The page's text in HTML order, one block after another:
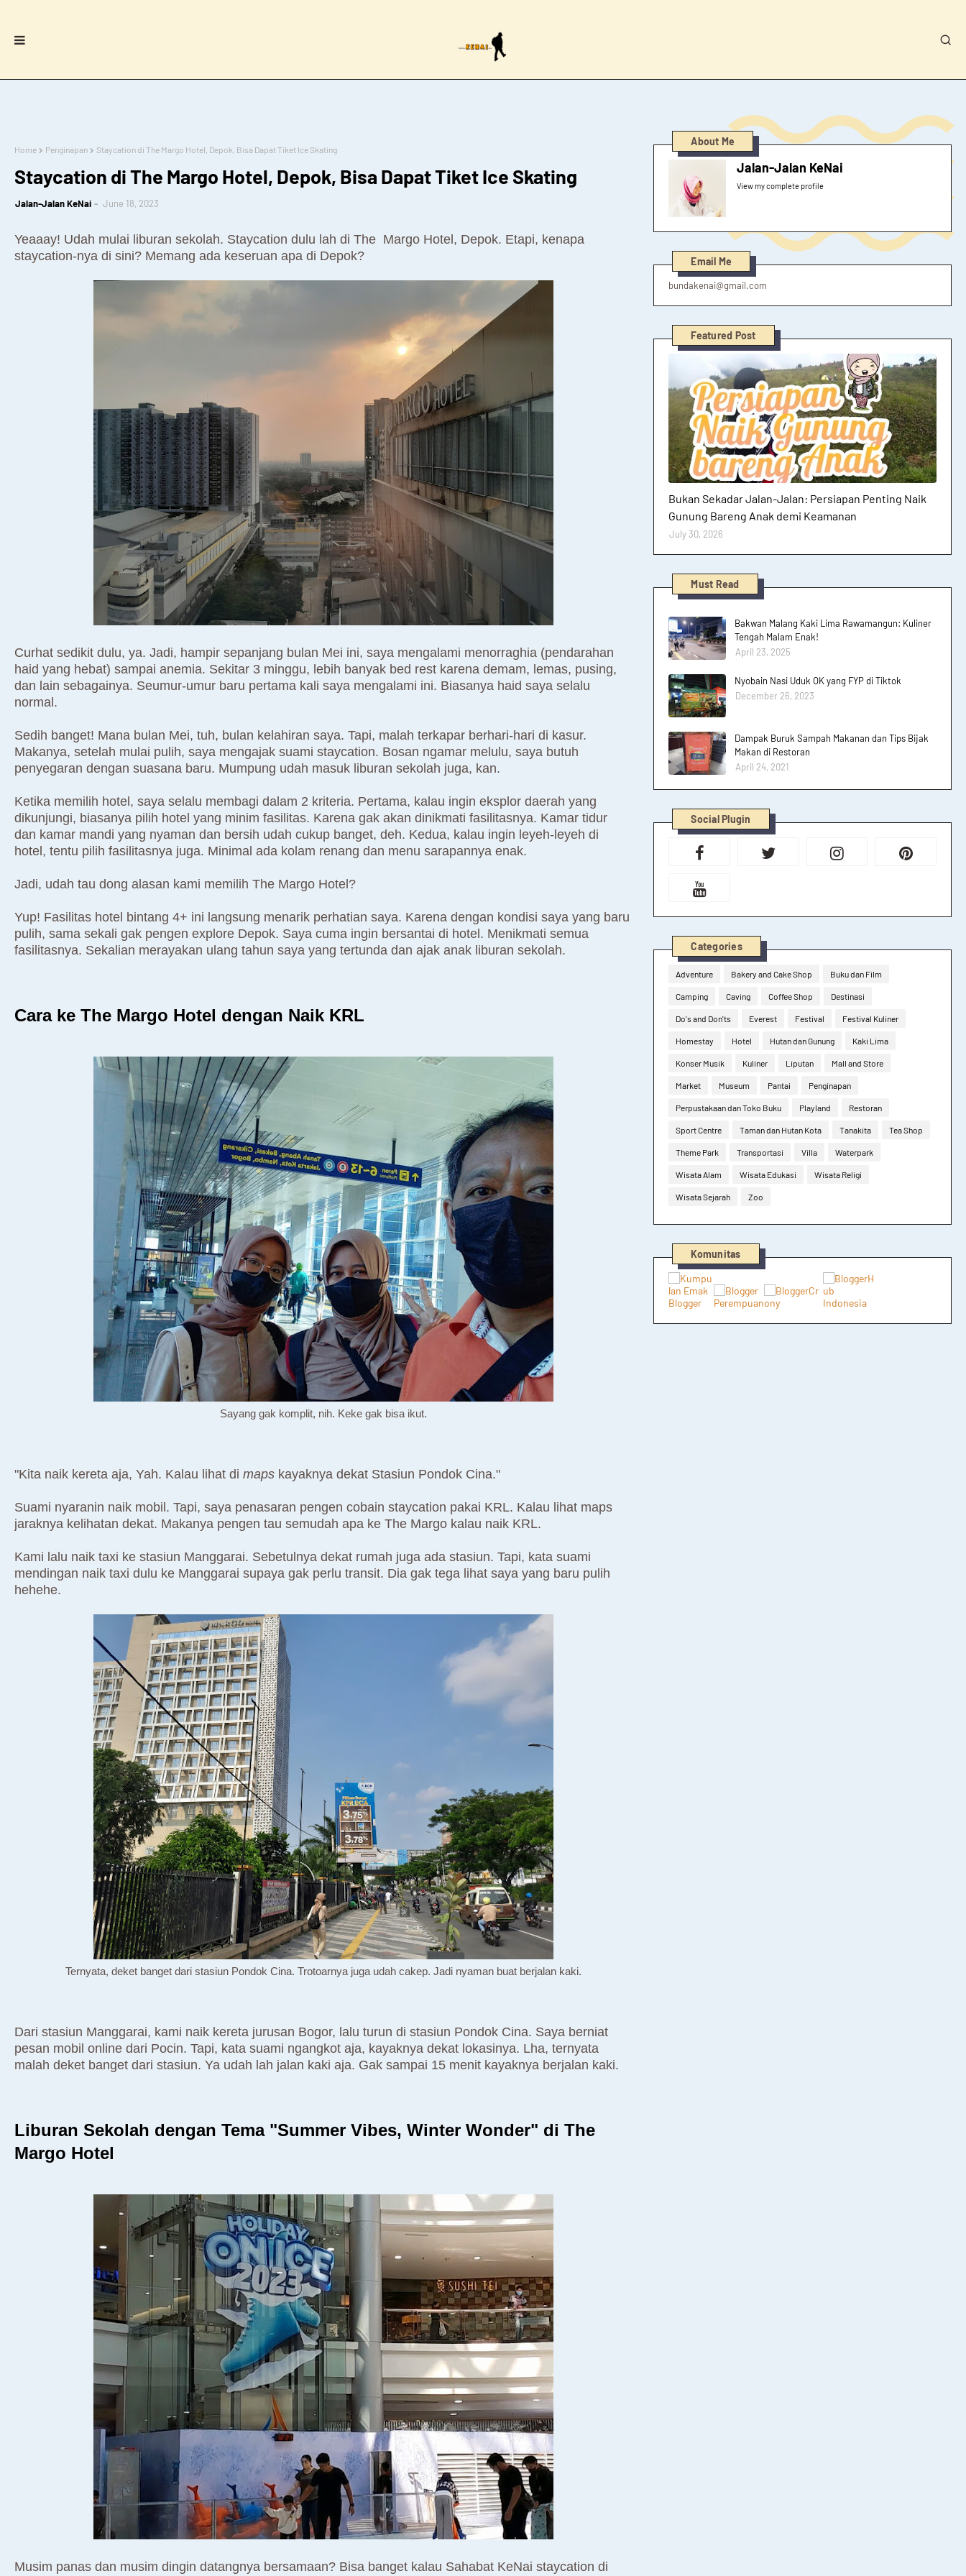
Home Penginapan Staycation di The Margo Hotel, Depok, Bisa Dapat Tiket Ice Skating
Staycation di The Margo Hotel, Depok, Bisa Dapat Tiket Ice Skating
Jalan-Jalan KeNai June 18, 2023
Yeaaay! Udah mulai liburan sekolah. Staycation dulu lah di The Margo Hotel, Depok. Etapi, kenapa
staycation-nya di sini? Memang ada keseruan apa di Depok?
Curhat sedikit dulu, ya. Jadi, hampir sepanjang bulan Mei ini, saya mengalami menorraghia (pendarahan
haid yang hebat) sampai anemia. Sekitar 3 minggu, lebih banyak bed rest karena demam, lemas, pusing,
dan lain sebagainya. Seumur-umur baru pertama kali saya mengalami ini. Biasanya haid saya selalu
normal.
Sedih banget! Mana bulan Mei, tuh, bulan kelahiran saya. Tapi, malah terkapar berhari-hari di kasur.
Makanya, setelah mulai pulih, saya mengajak suami staycation. Bosan ngamar melulu, saya butuh
penyegaran dengan suasana baru. Mumpung udah masuk liburan sekolah juga, kan.
Ketika memilih hotel, saya selalu membagi dalam 2 kriteria. Pertama, kalau ingin eksplor daerah yang
dikunjungi, biasanya pilih hotel yang minim fasilitas. Karena gak akan dinikmati fasilitasnya. Kamar tidur
dan kamar mandi yang nyaman dan bersih udah cukup banget, deh. Kedua, kalau ingin leyeh-leyeh di
hotel, tentu pilih fasilitasnya juga. Minimal ada kolam renang dan menu sarapannya enak.
Jadi, udah tau dong alasan kami memilih The Margo Hotel?
Yup! Fasilitas hotel bintang 4+ ini langsung menarik perhatian saya. Karena dengan kondisi saya yang baru
pulih, sama sekali gak pengen explore Depok. Saya cuma ingin bersantai di hotel. Menikmati semua
fasilitasnya. Sekalian merayakan ulang tahun saya yang tertunda dan ajak anak liburan sekolah.
Cara ke The Margo Hotel dengan Naik KRL
Sayang gak komplit, nih. Keke gak bisa ikut.
"Kita naik kereta aja, Yah. Kalau lihat di maps kayaknya dekat Stasiun Pondok Cina."
Suami nyaranin naik mobil. Tapi, saya penasaran pengen cobain staycation pakai KRL. Kalau lihat maps
jaraknya kelihatan dekat. Makanya pengen tau semudah apa ke The Margo kalau naik KRL.
Kami lalu naik taxi ke stasiun Manggarai. Sebetulnya dekat rumah juga ada stasiun. Tapi, kata suami
mendingan naik taxi dulu ke Manggarai supaya gak perlu transit. Dia gak tega lihat saya yang baru pulih
hehehe.
Ternyata, deket banget dari stasiun Pondok Cina. Trotoarnya juga udah cakep. Jadi nyaman buat berjalan kaki.
Dari stasiun Manggarai, kami naik kereta jurusan Bogor, lalu turun di stasiun Pondok Cina. Saya berniat
pesan mobil online dari Pocin. Tapi, kata suami ngangkot aja, kayaknya dekat lokasinya. Lha, ternyata
malah deket banget dari stasiun. Ya udah lah jalan kaki aja. Gak sampai 15 menit kayaknya berjalan kaki.
Liburan Sekolah dengan Tema "Summer Vibes, Winter Wonder" di The
Margo Hotel
Musim panas dan musim dingin datangnya bersamaan? Bisa banget kalau Sahabat KeNai staycation di
About Me
Jalan-Jalan KeNai
View my complete profile
Email Me
bundakenai@gmail.com
Featured Post
Bukan Sekadar Jalan-Jalan: Persiapan Penting Naik
Gunung Bareng Anak demi Keamanan
July 30, 2026
Must Read
Bakwan Malang Kaki Lima Rawamangun: Kuliner
Tengah Malam Enak!
April 23, 2025
Nyobain Nasi Uduk OK yang FYP di Tiktok
December 26, 2023
Dampak Buruk Sampah Makanan dan Tips Bijak
Makan di Restoran
April 24, 2021
Social Plugin
Categories
Adventure Bakery and Cake Shop Buku dan Film
Camping Caving Coffee Shop Destinasi
Do's and Don'ts Everest Festival Festival Kuliner
Homestay Hotel Hutan dan Gunung Kaki Lima
Konser Musik Kuliner Liputan Mall and Store
Market Museum Pantai Penginapan
Perpustakaan dan Toko Buku Playland Restoran
Sport Centre Taman dan Hutan Kota Tanakita Tea Shop
Theme Park Transportasi Villa Waterpark
Wisata Alam Wisata Edukasi Wisata Religi
Wisata Sejarah Zoo
Komunitas